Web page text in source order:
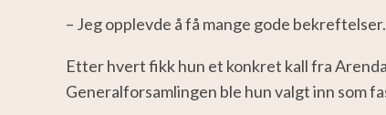
– Jeg opplevde å få mange gode
Etter hvert fikk hun et konkret kall fra
Generalforsamlingen ble hun valgt inn som